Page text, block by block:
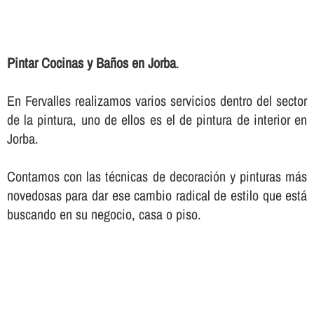
Pintar Cocinas y Baños en Jorba.
En Fervalles realizamos varios servicios dentro del sector
de la pintura, uno de ellos es el de pintura de interior en
Jorba.
Contamos con las técnicas de decoración y pinturas más
novedosas para dar ese cambio radical de estilo que está
buscando en su negocio, casa o piso.